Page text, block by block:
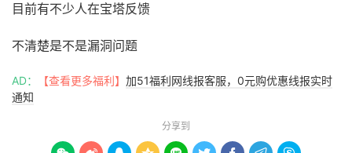
目前有不少人在宝塔反馈
不清楚是不是漏洞问题
AD： 【查看更多福利】 加51福利网线报客服，0元购优惠线报实时
通知
分享到